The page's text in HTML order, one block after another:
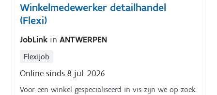
Winkelmedewerker detailhandel
(Flexi)
JobLink in ANTWERPEN
Flexijob
Online sinds 8 jul. 2026
Voor een winkel gespecialiseerd in vis zijn we op zoek